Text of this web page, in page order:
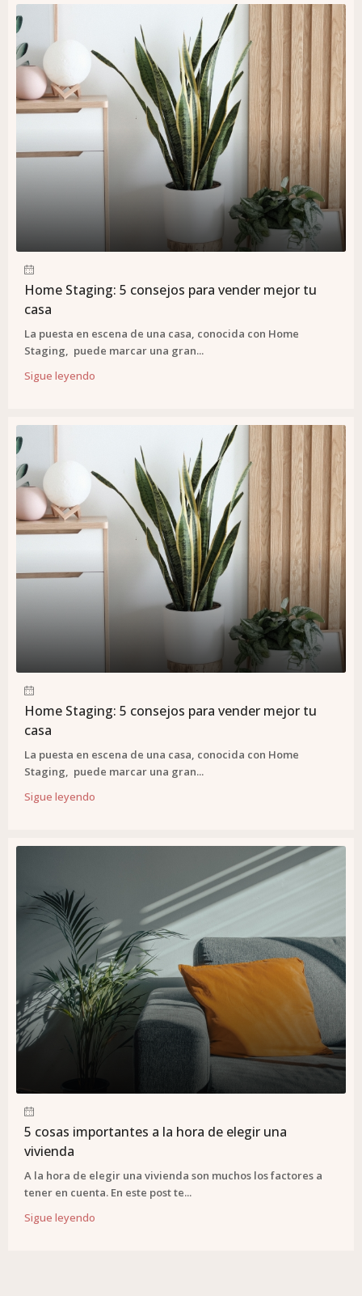
Home Staging: 5 consejos para vender mejor tu
casa
La puesta en escena de una casa, conocida con Home
Staging, puede marcar una gran...
Sigue leyendo
Home Staging: 5 consejos para vender mejor tu
casa
La puesta en escena de una casa, conocida con Home
Staging, puede marcar una gran...
Sigue leyendo
5 cosas importantes a la hora de elegir una
vivienda
A la hora de elegir una vivienda son muchos los factores a
tener en cuenta. En este post te...
Sigue leyendo